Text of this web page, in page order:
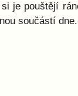
je pouštějí
součástí dne.